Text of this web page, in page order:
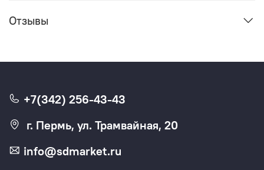
Отзывы
+7(342) 256-43-43
г. Пермь, ул. Трамвайная, 20
info@sdmarket.ru